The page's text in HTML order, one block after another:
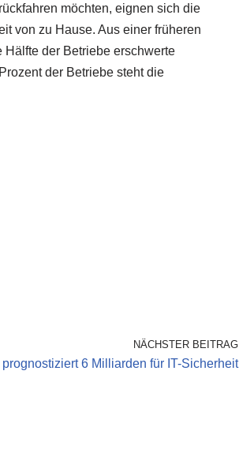
möchten, eignen sich die
von zu Hause. Aus einer früheren
der Betriebe erschwerte
der Betriebe steht die
NÄCHSTER BEITRAG
prognostiziert 6 Milliarden für IT-Sicherheit